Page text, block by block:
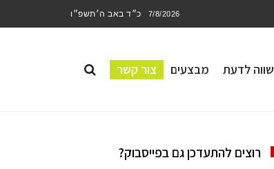
7/8/2026 כ״ד באב ה׳תשפ״ו
שווה לדעת מבצעים צור קשר
רוצים להתעדכן גם בפייסבוק?